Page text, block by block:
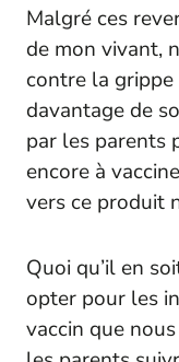
Malgré ces
de mon vivant,
contre la
davantage de
par les parents
encore à
vers ce produit
Quoi qu’il en
opter pour les
vaccin que